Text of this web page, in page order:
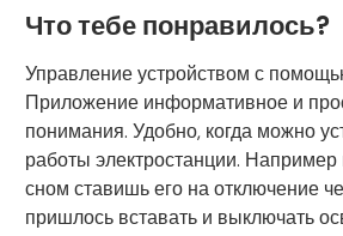
Что тебе понравилось?
Управление устройством с
Приложение информативное и
понимания. Удобно, когда можно
работы электростанции.
сном ставишь его на отключение
пришлось вставать и выключать